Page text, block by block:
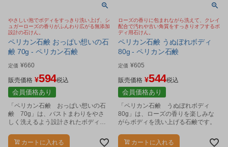
やさしい泡でボディをすっきり洗い上げ、シ
ュガーローズの香りがふんわり広がる無添加
設計の石けん。
ペリカン石鹸 おっぱい想いの石
鹸 70g - ペリカン石鹸
定価 ¥660
販売価格 ¥594税込
会員価格あり
「ペリカン石鹸 おっぱい想いの石
鹸 70g」は、バストまわりをやさ
しく洗えるよう設計されたボディ用
カートに入れる
ローズの香りに包まれながら洗えて、クレイ
配合で汚れや古い角質をすっきりオフするボ
ディ用石けん。
ペリカン石鹸 うぬぼれボディ
80g - ペリカン石鹸
定価 ¥605
販売価格 ¥544税込
会員価格あり
「ペリカン石鹸 うぬぼれボディ
80g」は、ローズの香りを楽しみな
がらボディを洗い上げる石鹸です。
カートに入れる